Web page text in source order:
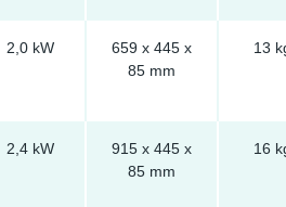
2,0 kW
659 x 445 x
85 mm
13
2,4 kW
915 x 445 x
85 mm
16